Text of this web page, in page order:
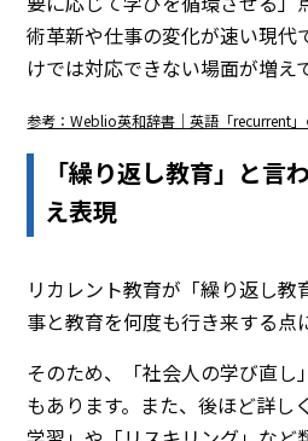
術革新や仕事の変化が速い現代
けでは対応できない場面が増え
参考：Weblio英和辞書｜英語「recurrent
「繰り返し教育」と言
え表現
リカレント教育が「繰り返し
事と教育を何度も行き来する点
そのため、「社会人の学び直し
もあります。また、後ほど詳し